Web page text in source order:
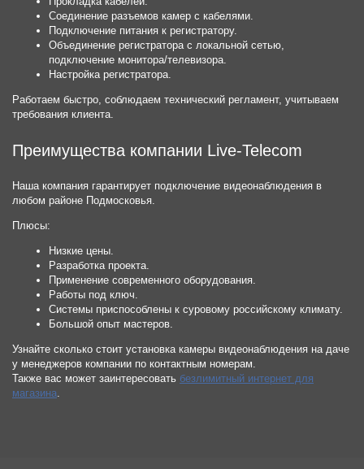
Соединение разъемов камер с кабелями.
Подключение питания к регистратору.
Объединение регистратора с локальной сетью,
подключение монитора/телевизора.
Настройка регистратора.
Работаем быстро, соблюдаем технический регламент, учитываем
требования клиента.
Преимущества компании Live-Telecom
Наша компания гарантирует подключение видеонаблюдения в
любом районе Подмосковья.
Плюсы:
Низкие цены.
Разработка проекта.
Применение современного оборудования.
Работы под ключ.
Системы приспособлены к суровому российскому климату.
Большой опыт мастеров.
Узнайте сколько стоит установка камеры видеонаблюдения на даче
у менеджеров компании по контактным номерам.
Также вас может заинтересовать безлимитный интернет для
магазина